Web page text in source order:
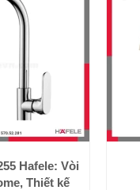
Hafele: Vòi
Thiết kế